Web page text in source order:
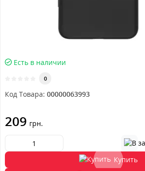
Есть в наличии
0
Код Товара: 00000063993
209 грн.
Купить